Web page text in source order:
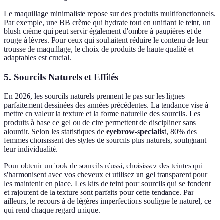
Le maquillage minimaliste repose sur des produits multifonctionnels.
Par exemple, une BB crème qui hydrate tout en unifiant le teint, un
blush crème qui peut servir également d'ombre à paupières et de
rouge à lèvres. Pour ceux qui souhaitent réduire le contenu de leur
trousse de maquillage, le choix de produits de haute qualité et
adaptables est crucial.
5. Sourcils Naturels et Effilés
En 2026, les sourcils naturels prennent le pas sur les lignes
parfaitement dessinées des années précédentes. La tendance vise à
mettre en valeur la texture et la forme naturelle des sourcils. Les
produits à base de gel ou de cire permettent de discipliner sans
alourdir. Selon les statistiques de eyebrow-specialist, 80% des
femmes choisissent des styles de sourcils plus naturels, soulignant
leur individualité.
Pour obtenir un look de sourcils réussi, choisissez des teintes qui
s'harmonisent avec vos cheveux et utilisez un gel transparent pour
les maintenir en place. Les kits de teint pour sourcils qui se fondent
et rajoutent de la texture sont parfaits pour cette tendance. Par
ailleurs, le recours à de légères imperfections souligne le naturel, ce
qui rend chaque regard unique.